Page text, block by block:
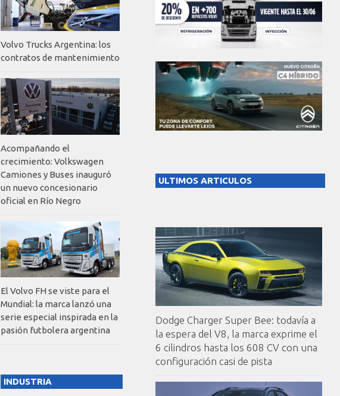
ULTIMOS ARTICULOS
Dodge Charger Super Bee: todavía a
la espera del V8, la marca exprime el
6 cilindros hasta los 608 CV con una
configuración casi de pista
Volvo Trucks Argentina: los
contratos de mantenimiento
Acompañando el
crecimiento: Volkswagen
Camiones y Buses inauguró
un nuevo concesionario
oficial en Río Negro
El Volvo FH se viste para el
Mundial: la marca lanzó una
serie especial inspirada en la
pasión futbolera argentina
INDUSTRIA